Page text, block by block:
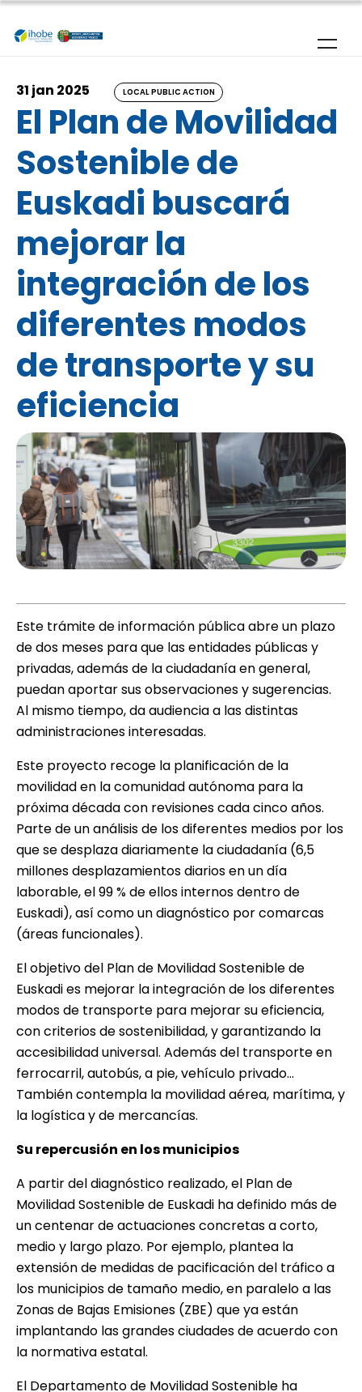
Skip to main content
31 jan 2025 LOCAL PUBLIC ACTION
El Plan de Movilidad
Sostenible de
Euskadi buscará
mejorar la
integración de los
diferentes modos
de transporte y su
eficiencia
Este trámite de información pública abre un plazo
de dos meses para que las entidades públicas y
privadas, además de la ciudadanía en general,
puedan aportar sus observaciones y sugerencias.
Al mismo tiempo, da audiencia a las distintas
administraciones interesadas.
Este proyecto recoge la planificación de la
movilidad en la comunidad autónoma para la
próxima década con revisiones cada cinco años.
Parte de un análisis de los diferentes medios por los
que se desplaza diariamente la ciudadanía (6,5
millones desplazamientos diarios en un día
laborable, el 99 % de ellos internos dentro de
Euskadi), así como un diagnóstico por comarcas
(áreas funcionales).
El objetivo del Plan de Movilidad Sostenible de
Euskadi es mejorar la integración de los diferentes
modos de transporte para mejorar su eficiencia,
con criterios de sostenibilidad, y garantizando la
accesibilidad universal. Además del transporte en
ferrocarril, autobús, a pie, vehículo privado...
También contempla la movilidad aérea, marítima, y
la logística y de mercancías.
Su repercusión en los municipios
A partir del diagnóstico realizado, el Plan de
Movilidad Sostenible de Euskadi ha definido más de
un centenar de actuaciones concretas a corto,
medio y largo plazo. Por ejemplo, plantea la
extensión de medidas de pacificación del tráfico a
los municipios de tamaño medio, en paralelo a las
Zonas de Bajas Emisiones (ZBE) que ya están
implantando las grandes ciudades de acuerdo con
la normativa estatal.
El Departamento de Movilidad Sostenible ha